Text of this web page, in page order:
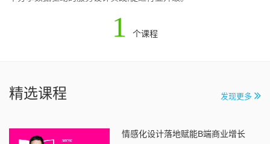
1 个课程
精选课程 发现更多
情感化设计落地赋能B端商业增长